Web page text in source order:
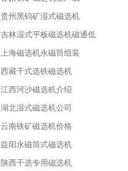
贵州黑钨矿湿式磁选机
吉林湿式平板磁选机磁通低
上海磁选机永磁筒组装
西藏干式选铁磁选机
江西河沙磁选机介绍
湖北湿式磁选机公司
云南铁矿磁选机价格
益阳永磁筒式磁选机
陕西干选专用磁选机